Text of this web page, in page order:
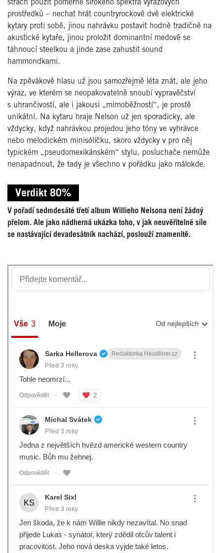
strach použít poměrně širokého spektra výrazových
prostředků – nechat hrát countryrockově dvě elektrické
kytary proti sobě, jinou nahrávku postavit hodně tradičně na
akustické kytaře, jinou proložit dominantní medově se
táhnoucí steelkou a jinde zase zahustit sound
hammondkami.
Na zpěvákově hlasu už jsou samozřejmě léta znát, ale jeho
výraz, ve kterém se neopakovatelně snoubí vypravěčství
s uhrančivostí, ale i jakousi „mimoběžností“, je prostě
unikátní. Na kytaru hraje Nelson už jen sporadicky, ale
vždycky, když nahrávkou projedou jeho tóny ve vyhrávce
nebo melodickém minisólíčku, skoro vždycky v pro něj
typickém „pseudomexikánském“ stylu, posluchače nemůže
nenapadnout, že tady je všechno v pořádku jako málokde.
Verdikt 80%
V pořadí sedmdesáté třetí album Willieho Nelsona není žádný
přelom. Ale jako nádherná ukázka toho, v jak neuvěřitelné síle
se nastávající devadesátník nachází, poslouží znamenitě.